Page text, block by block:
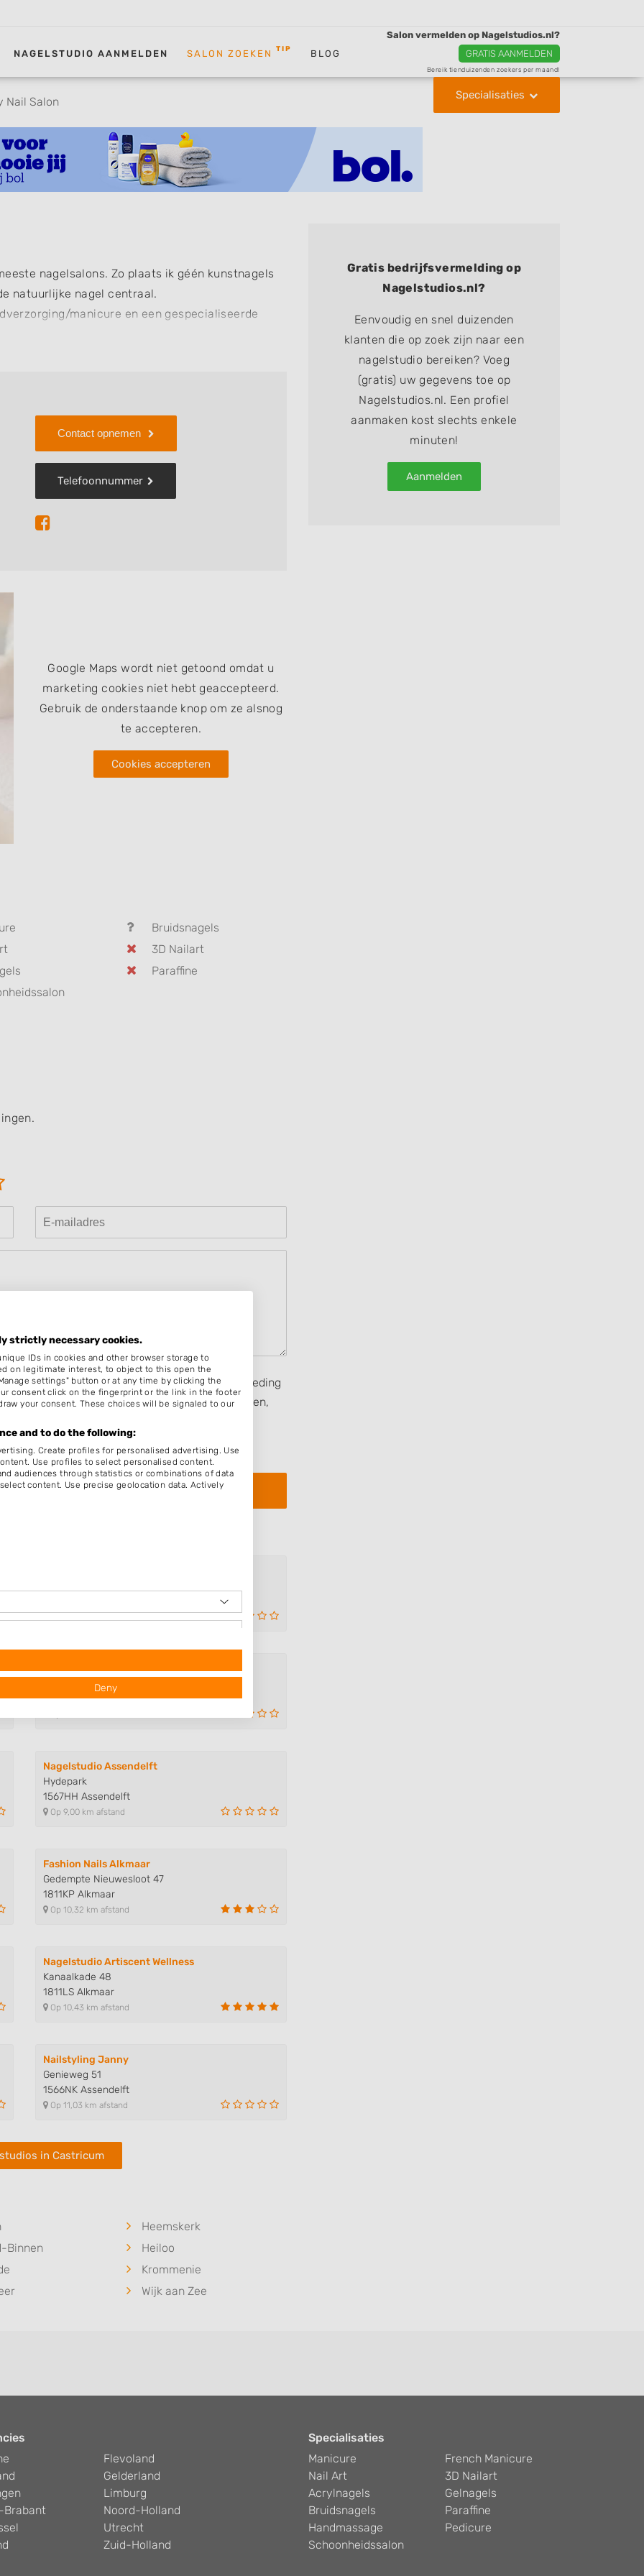
NAGELSTUDIO AANMELDEN SALON ZOEKEN TIP BLOG
Salon vermelden op Nagelstudios.nl?
GRATIS AANMELDEN
Bereik tienduizenden zoekers per maand!
Specialisaties
Nail Salon
nagelsalons. Zo plaats ik géén kunstnagels
natuurlijke nagel centraal.
manicure en een gespecialiseerde
ze niet te verstoppen vaak kunnen ze door de
gezond worden.
welke behandeling het beste bij jou
bij mij ook terecht voor een pedicure behandeling
Contact opnemen
Telefoonnummer
Google Maps wordt niet getoond omdat u
marketing cookies niet hebt geaccepteerd.
Gebruik de onderstaande knop om ze alsnog
te accepteren.
Cookies accepteren
Bruidsnagels
3D Nailart
Paraffine
op mijn eigen ervaring en ik heb geen vergoeding
heb ontvangen van een persoon dan wel derden,
van een beoordeling zijn de
toepassing.
Demelsa
1943DE Beverwijk
Nagelstudio Assendelft
Hydepark
1567HH Assendelft
Op 9,00 km afstand
Fashion Nails Alkmaar
Gedempte Nieuwesloot 47
1811KP Alkmaar
Op 10,32 km afstand
Nagelstudio Artiscent Wellness
Kanaalkade 48
1811LS Alkmaar
Op 10,43 km afstand
Nailstyling Janny
Genieweg 51
1566NK Assendelft
Op 11,03 km afstand
in Castricum
Heemskerk
Binnen
Heiloo
Krommenie
Wijk aan Zee
Gratis bedrijfsvermelding op
Nagelstudios.nl?
Eenvoudig en snel duizenden
klanten die op zoek zijn naar een
nagelstudio bereiken? Voeg
(gratis) uw gegevens toe op
Nagelstudios.nl. Een profiel
aanmaken kost slechts enkele
minuten!
Aanmelden
Flevoland
Gelderland
Limburg
Brabant
Noord-Holland
Utrecht
Zuid-Holland
Specialisaties
Manicure
French Manicure
Nail Art
3D Nailart
Acrylnagels
Gelnagels
Bruidsnagels
Paraffine
Handmassage
Pedicure
Schoonheidssalon
strictly necessary cookies.
IDs in cookies and other browser storage to
on legitimate interest, to object to this open the
settings" button or at any time by clicking the
consent click on the fingerprint or the link in the footer
your consent. These choices will be signaled to our
and to do the following:
Create profiles for personalised advertising. Use
Use profiles to select personalised content.
audiences through statistics or combinations of data
content. Use precise geolocation data. Actively
Deny